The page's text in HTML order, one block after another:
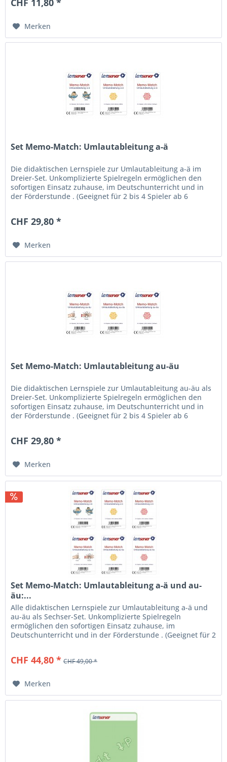
Merken
Set Memo-Match: Umlautableitung a-ä
Die didaktischen Lernspiele zur Umlautableitung a-ä im
Dreier-Set. Unkomplizierte Spielregeln ermöglichen den
sofortigen Einsatz zuhause, im Deutschunterricht und in
der Förderstunde . (Geeignet für 2 bis 4 Spieler ab 6
CHF 29,80 *
Merken
Set Memo-Match: Umlautableitung au-äu
Die didaktischen Lernspiele zur Umlautableitung au-äu als
Dreier-Set. Unkomplizierte Spielregeln ermöglichen den
sofortigen Einsatz zuhause, im Deutschunterricht und in
der Förderstunde . (Geeignet für 2 bis 4 Spieler ab 6
CHF 29,80 *
Merken
Set Memo-Match: Umlautableitung a-ä und au-
äu:...
Alle didaktischen Lernspiele zur Umlautableitung a-ä und
au-äu als Sechser-Set. Unkomplizierte Spielregeln
ermöglichen den sofortigen Einsatz zuhause, im
Deutschunterricht und in der Förderstunde . (Geeignet für 2
CHF 44,80 * CHF 49,00 *
Merken